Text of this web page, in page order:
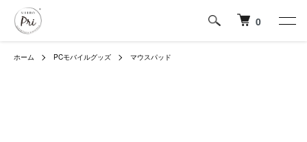
0
ホーム PCモバイルグッズ マウスパッド